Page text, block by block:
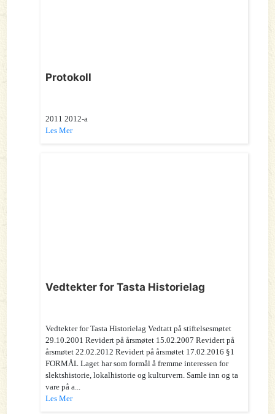
Protokoll
2011 2012-a
Les Mer
Vedtekter for Tasta Historielag
Vedtekter for Tasta Historielag Vedtatt på stiftelsesmøtet
29.10.2001 Revidert på årsmøtet 15.02.2007 Revidert på
årsmøtet 22.02.2012 Revidert på årsmøtet 17.02.2016 §1
FORMÅL Laget har som formål å fremme interessen for
slektshistorie, lokalhistorie og kulturvern. Samle inn og ta
vare på a...
Les Mer